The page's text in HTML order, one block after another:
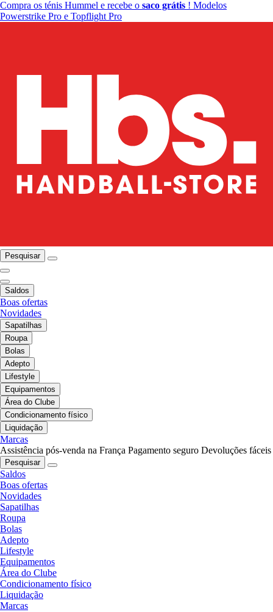
Compra os ténis Hummel e recebe o saco grátis ! Modelos
Powerstrike Pro e Topflight Pro
Pesquisar
Saldos
Boas ofertas
Novidades
Sapatilhas
Roupa
Bolas
Adepto
Lifestyle
Equipamentos
Área do Clube
Condicionamento físico
Liquidação
Marcas
Assistência pós-venda na França Pagamento seguro Devoluções fáceis
Pesquisar
Saldos
Boas ofertas
Novidades
Sapatilhas
Roupa
Bolas
Adepto
Lifestyle
Equipamentos
Área do Clube
Condicionamento físico
Liquidação
Marcas